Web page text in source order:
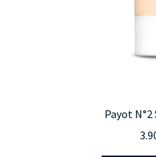
Payot